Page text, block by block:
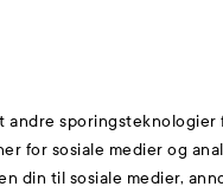
sporingsteknologier
for sosiale medier og
din til sosiale medier,